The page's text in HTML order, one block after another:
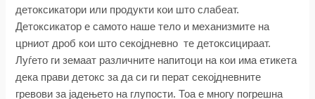
детоксикатори или продукти кои што слабеат.
Детоксикатор е самото наше тело и механизмите на
црниот дроб кои што секојдневно те детоксицираат.
Луѓето ги земаат различните напитоци на кои има етикета
дека прави детокс за да си ги перат секојдневните
гревови за јадењето на глупости. Тоа е многу погрешна